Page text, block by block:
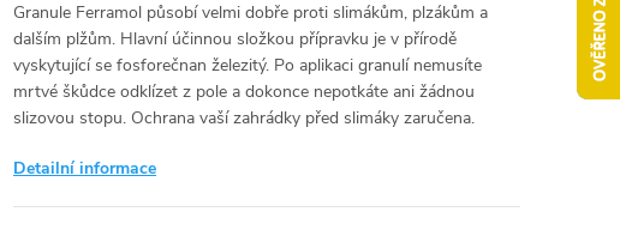
Granule Ferramol působí velmi dobře proti slimákům, plzákům a
dalším plžům. Hlavní účinnou složkou přípravku je v přírodě
vyskytující se fosforečnan železitý. Po aplikaci granulí nemusíte
mrtvé škůdce odklízet z pole a dokonce nepotkáte ani žádnou
slizovou stopu. Ochrana vaší zahrádky před slimáky zaručena.
Detailní informace